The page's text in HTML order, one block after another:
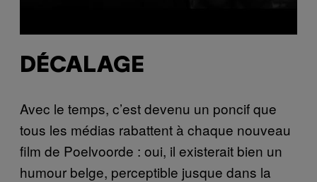
DÉCALAGE
Avec le temps, c’est devenu un poncif que
tous les médias rabattent à chaque nouveau
film de Poelvoorde : oui, il existerait bien un
humour belge, perceptible jusque dans la